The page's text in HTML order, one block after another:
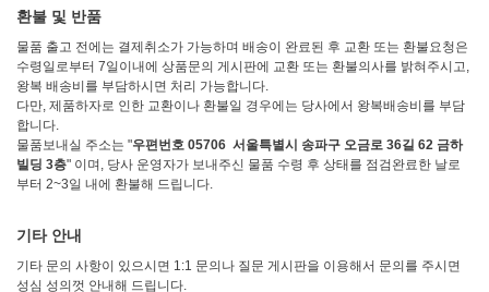
환불 및 반품
물품 출고 전에는 결제취소가 가능하며 배송이 완료된 후 교환 또는 환불요청은
수령일로부터 7일이내에 상품문의 게시판에 교환 또는 환불의사를 밝혀주시고,
왕복 배송비를 부담하시면 처리 가능합니다.
다만, 제품하자로 인한 교환이나 환불일 경우에는 당사에서 왕복배송비를 부담
합니다.
물품보내실 주소는 "우편번호 05706 서울특별시 송파구 오금로 36길 62 금하
빌딩 3층" 이며, 당사 운영자가 보내주신 물품 수령 후 상태를 점검완료한 날로
부터 2~3일 내에 환불해 드립니다.
기타 안내
기타 문의 사항이 있으시면 1:1 문의나 질문 게시판을 이용해서 문의를 주시면
성심 성의껏 안내해 드립니다.